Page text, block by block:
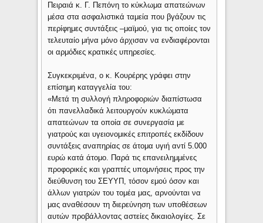
Πειραιά κ. Γ. Πεπόνη το κύκλωμα απατεώνων
μέσα στα ασφαλιστικά ταμεία που βγάζουν τις
περίφημες συντάξεις –μαϊμού, για τις οποίες τον
τελευταίο μήνα μόνο άρχισαν να ενδιαφέρονται
οι αρμόδιες κρατικές υπηρεσίες.
Συγκεκριμένα, ο κ. Κουρέρης γράφει στην
επίσημη καταγγελία του:
«Μετά τη συλλογή πληροφοριών διαπίστωσα
ότι πανελλαδικά λειτουργούν κυκλώματα
απατεώνων τα οποία σε συνεργασία με
γιατρούς και υγειονομικές επιτροπές εκδίδουν
συντάξεις αναπηρίας σε άτομα υγιή αντί 5.000
ευρώ κατά άτομο. Παρά τις επανειλημμένες
προφορικές και γραπτές υπομνήσεις προς την
διεύθυνση του ΣΕΥΥΠ, τόσον εμού όσον και
άλλων γιατρών του τομέα μας, αρνούνται να
μας αναθέσουν τη διερεύνηση των υποθέσεων
αυτών προβάλλοντας αστείες δικαιολογίες. Σε